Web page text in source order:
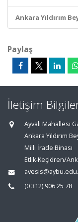
Ankara Yıldırım
Paylaş
İletişim
Ayvalı Mahallesi
Ankara Yıldırım
Milli İrade Binası
Etlik-Keçiören/
(0 312) 906 25 78